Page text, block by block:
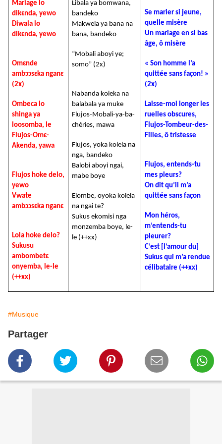
Mariage lo
dikɛnda, yewo
Diwala lo
dikɛnda, yewo
Omɛnde
ambɔɔsɛka nganɛ
(2x)
Ombeca lo
shinga ya
loosomba, le
Flujos-Omɛ-
Akenda, yawa
Flujos hoke delo,
yewo
Vwate
ambɔɔsɛka nganɛ
Lola hoke delo?
Sukusu
ambombetɛ
onyemba, le-le
(++xx)
Libala ya bomwana,
bandeko
Makwela ya bana na
bana, bandeko
“Mobali aboyi ye;
somo” (2x)
Nabanda koleka na
balabala ya muke
Flujos-Mobali-ya-ba-
chéries, mawa
Flujos, yoka kolela na
nga, bandeko
Balobi aboyi ngai,
mabe boye
Elombe, oyoka kolela
na ngai te?
Sukus ekomisi nga
monzemba boye, le-
le (++xx)
Se marier si jeune,
quelle misère
Un mariage en si bas
âge, ô misère
« Son homme l’a
quittée sans façon! »
(2x)
Laisse-moi longer les
ruelles obscures,
Flujos-Tombeur-des-
Filles, ô tristesse
Flujos, entends-tu
mes pleurs?
On dit qu’il m’a
quittée sans façon
Mon héros,
m’entends-tu
pleurer?
C’est [l’amour du]
Sukus qui m’a rendue
célibataire (++xx)
#Musique
Partager